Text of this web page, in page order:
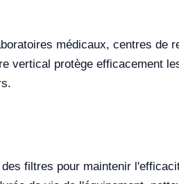
médicaux, centres de
vertical protège efficacement
filtres pour maintenir